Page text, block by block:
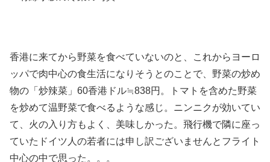
香港に来てから野菜を食べていないのと、これからヨーロ
ッパで肉中心の食生活になりそうとのことで、野菜の炒め
物の「炒辣菜」60香港ドル≒838円。トマトを含めた野菜
を炒めて温野菜で食べるような感じ。ニンニクが効いてい
て、火の入り方もよく、美味しかった。飛行機で隣に座っ
ていたドイツ人の若者には申し訳ございませんとフライト
中心の中で思った。。。